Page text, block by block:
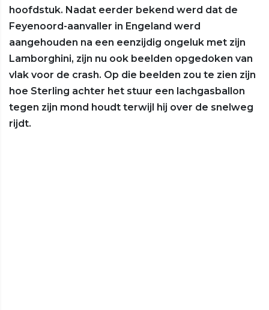
hoofdstuk. Nadat eerder bekend werd dat de
Feyenoord-aanvaller in Engeland werd
aangehouden na een eenzijdig ongeluk met zijn
Lamborghini, zijn nu ook beelden opgedoken van
vlak voor de crash. Op die beelden zou te zien zijn
hoe Sterling achter het stuur een lachgasballon
tegen zijn mond houdt terwijl hij over de snelweg
rijdt.